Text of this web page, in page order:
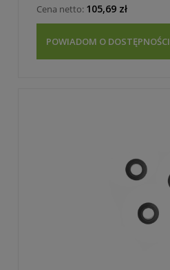
Cena netto: 105,69 zł
POWIADOM O DOSTĘPNOŚCI